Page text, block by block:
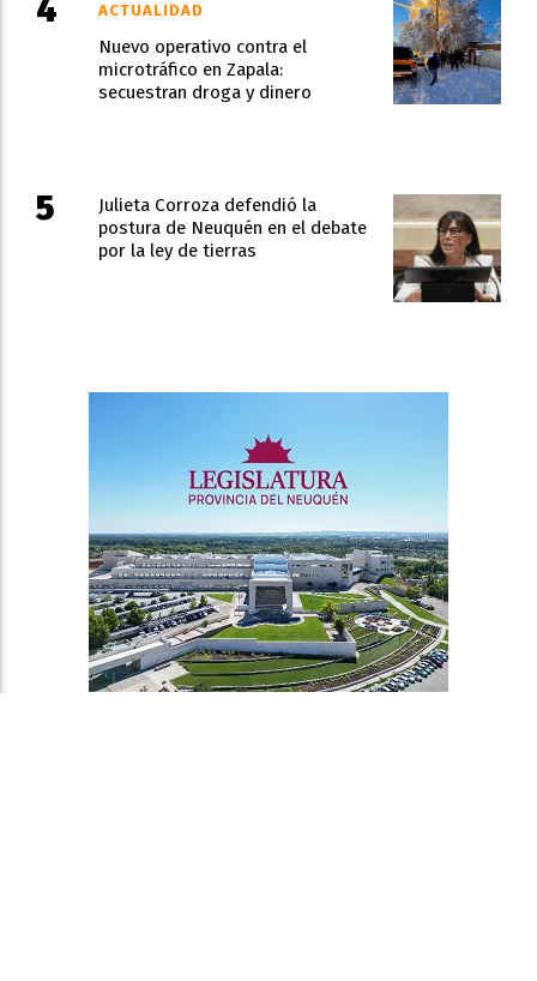
Nuevo operativo contra el
microtráfico en Zapala:
secuestran droga y dinero
ACTUALIDAD
Julieta Corroza defendió la
postura de Neuquén en el debate
por la ley de tierras